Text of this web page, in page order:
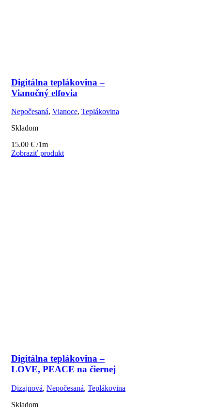
Digitálna teplákovina –
Vianočný elfovia
Nepočesaná, Vianoce, Teplákovina
Skladom
15.00 € /1m
Zobraziť produkt
Digitálna teplákovina –
LOVE, PEACE na čiernej
Dizajnová, Nepočesaná, Teplákovina
Skladom